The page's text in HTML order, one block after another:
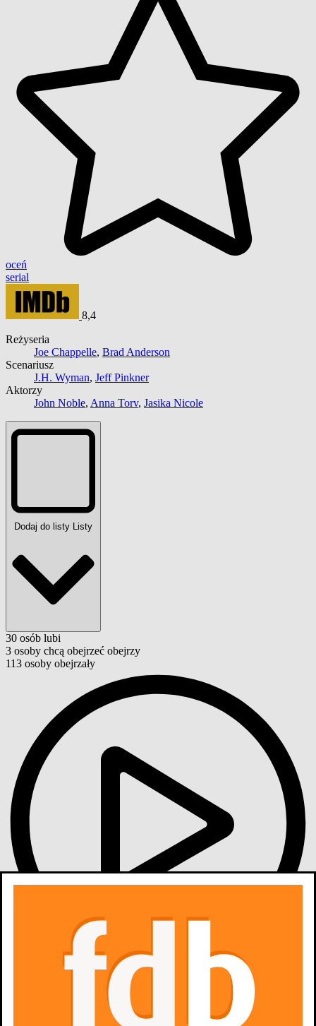
oceń
serial
8,4
Reżyseria
Joe Chappelle, Brad Anderson
Scenariusz
J.H. Wyman, Jeff Pinkner
Aktorzy
John Noble, Anna Torv, Jasika Nicole
Dodaj do listy Listy
30 osób lubi
3 osoby chcą obejrzeć obejrzy
113 osoby obejrzały